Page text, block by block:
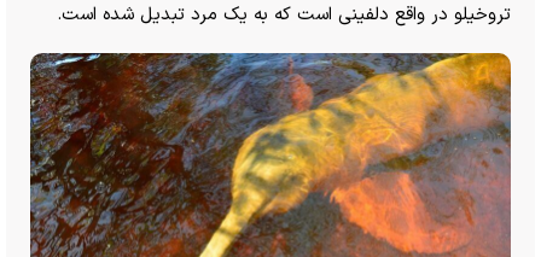
تروخیلو در واقع دلفینی است که به یک مرد تبدیل شده است.